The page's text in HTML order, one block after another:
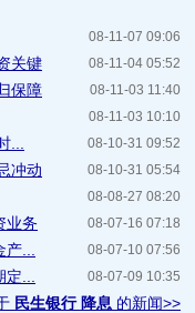
08-11-07 09:06
08-11-04 05:52
关键
08-11-03 11:40
保障
08-11-03 10:10
08-10-31 09:52
...
08-10-31 05:54
冲动
08-08-27 08:20
08-07-16 07:18
业务
08-07-10 07:56
...
08-07-09 10:35
...
民生银行 降息 的新闻>>